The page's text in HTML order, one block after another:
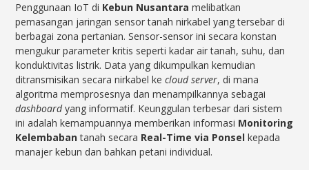
Penggunaan IoT di Kebun Nusantara melibatkan
pemasangan jaringan sensor tanah nirkabel yang tersebar di
berbagai zona pertanian. Sensor-sensor ini secara konstan
mengukur parameter kritis seperti kadar air tanah, suhu, dan
konduktivitas listrik. Data yang dikumpulkan kemudian
ditransmisikan secara nirkabel kecloud server, di mana
algoritma memprosesnya dan menampilkannya sebagai
dashboardyang informatif. Keunggulan terbesar dari sistem
ini adalah kemampuannya memberikan informasi Monitoring
Kelembabantanah secara Real-Time via Ponsel kepada
manajer kebun dan bahkan petani individual.